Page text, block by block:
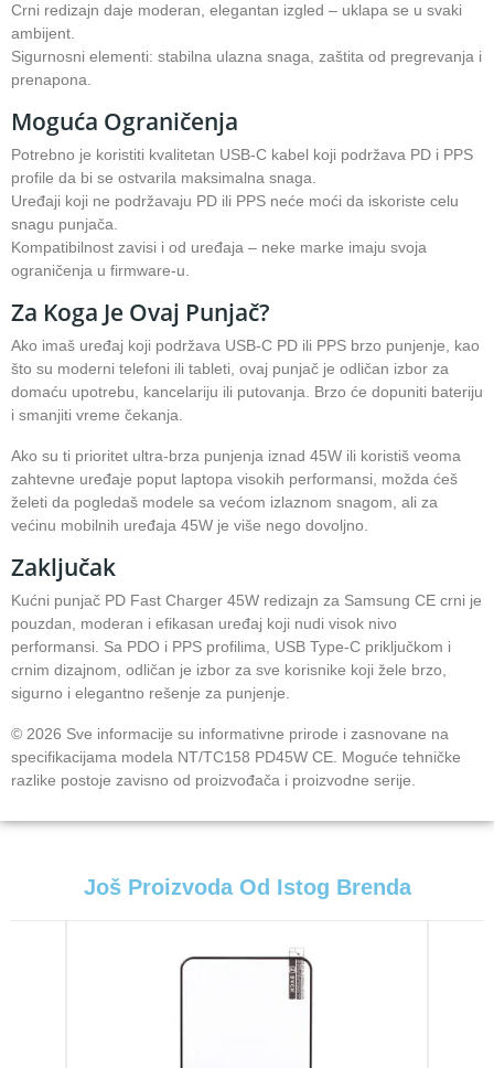
Crni redizajn daje moderan, elegantan izgled – uklapa se u svaki
ambijent.
Sigurnosni elementi: stabilna ulazna snaga, zaštita od pregrevanja i
prenapona.
Moguća Ograničenja
Potrebno je koristiti kvalitetan USB-C kabel koji podržava PD i PPS
profile da bi se ostvarila maksimalna snaga.
Uređaji koji ne podržavaju PD ili PPS neće moći da iskoriste celu
snagu punjača.
Kompatibilnost zavisi i od uređaja – neke marke imaju svoja
ograničenja u firmware-u.
Za Koga Je Ovaj Punjač?
Ako imaš uređaj koji podržava USB-C PD ili PPS brzo punjenje, kao
što su moderni telefoni ili tableti, ovaj punjač je odličan izbor za
domaću upotrebu, kancelariju ili putovanja. Brzo će dopuniti bateriju
i smanjiti vreme čekanja.
Ako su ti prioritet ultra-brza punjenja iznad 45W ili koristiš veoma
zahtevne uređaje poput laptopa visokih performansi, možda ćeš
želeti da pogledaš modele sa većom izlaznom snagom, ali za
većinu mobilnih uređaja 45W je više nego dovoljno.
Zaključak
Kućni punjač PD Fast Charger 45W redizajn za Samsung CE crni je
pouzdan, moderan i efikasan uređaj koji nudi visok nivo
performansi. Sa PDO i PPS profilima, USB Type-C priključkom i
crnim dizajnom, odličan je izbor za sve korisnike koji žele brzo,
sigurno i elegantno rešenje za punjenje.
© 2026 Sve informacije su informativne prirode i zasnovane na
specifikacijama modela NT/TC158 PD45W CE. Moguće tehničke
razlike postoje zavisno od proizvođača i proizvodne serije.
Još Proizvoda Od Istog Brenda